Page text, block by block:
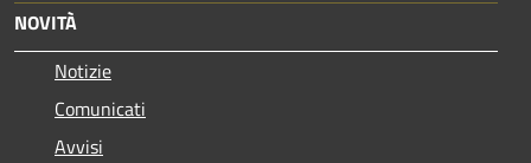
NOVITÀ
Notizie
Comunicati
Avvisi